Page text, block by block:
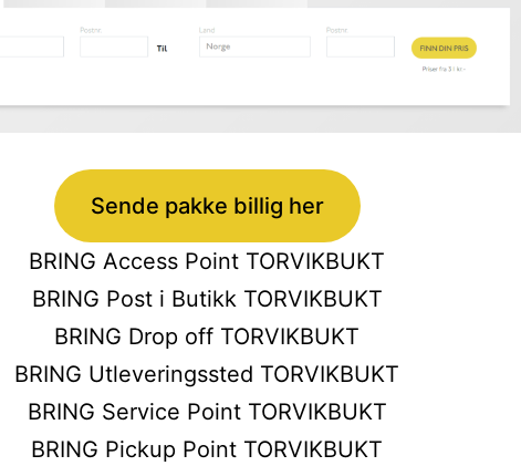
Sende pakke billig her
BRING Access Point TORVIKBUKT
BRING Post i Butikk TORVIKBUKT
BRING Drop off TORVIKBUKT
BRING Utleveringssted TORVIKBUKT
BRING Service Point TORVIKBUKT
BRING Pickup Point TORVIKBUKT